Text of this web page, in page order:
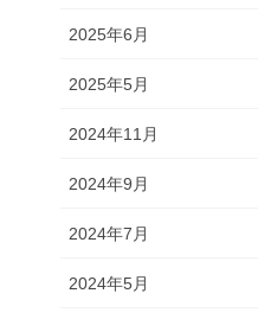
2025年6月
2025年5月
2024年11月
2024年9月
2024年7月
2024年5月